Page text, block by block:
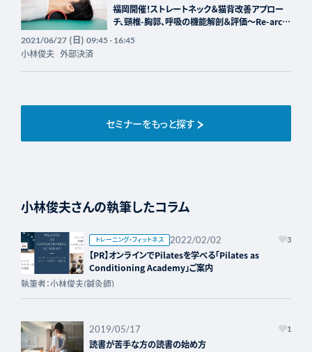
福岡開催！ストレートネック＆猫背改善アプロー
チ、頸椎-胸郭、呼吸の機能解剖＆評価～Re-arch
2021/06/27(日) 09:45 - 16:45
小林俊夫 外部決済
セミナーをもっと探す
小林俊夫さんの執筆したコラム
トレーニング・フィットネス 2022/02/02 3
【PR】オンラインでPilatesを学べる「Pilates as
Conditioning Academy」ご案内
執筆者：小林俊夫(鍼灸師)
2019/05/17 1
読書が苦手な方の読書の始め方